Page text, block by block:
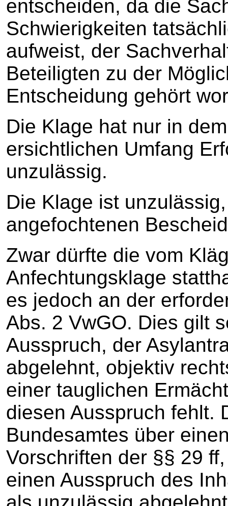
entscheiden, da die
Schwierigkeiten
aufweist, der
Beteiligten zu der
Entscheidung gehört
Die Klage hat nur in
ersichtlichen Umfang
unzulässig.
Die Klage ist
angefochtenen
Zwar dürfte die vom
Anfechtungsklage
es jedoch an der
Abs. 2 VwGO. Dies gilt
Ausspruch, der
abgelehnt, objektiv
einer tauglichen
diesen Ausspruch fehlt.
Bundesamtes über
Vorschriften der §§ 29
einen Ausspruch des